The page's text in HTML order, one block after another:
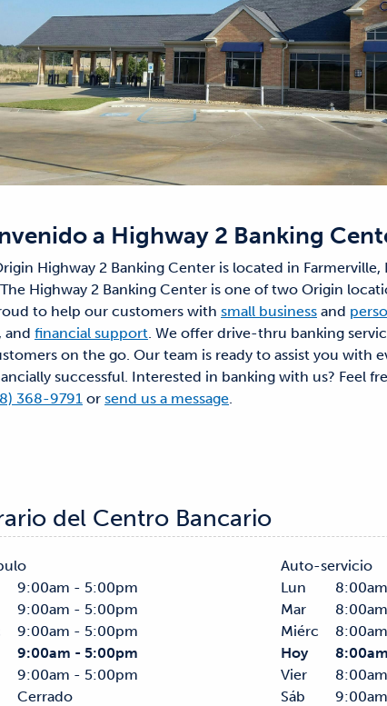
a Highway 2 Banking
Highway 2 Banking Center is located in
Highway 2 Banking Center is one of two Origin
to help our customers with small business and
, and financial support. We offer drive-thru banking
on the go. Our team is ready to assist you with
successful. Interested in banking with us? Feel
368-9791 or send us a message.
del Centro Bancario
9:00am - 5:00pm
9:00am - 5:00pm
9:00am - 5:00pm
9:00am - 5:00pm
9:00am - 5:00pm
Cerrado
Auto-servicio
Lun
Mar
Miérc
Hoy
Vier
Sáb